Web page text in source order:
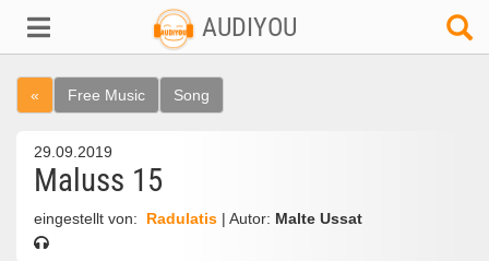
AUDIYOU
« Free Music Song
29.09.2019
Maluss 15
eingestellt von: Radulatis | Autor: Malte Ussat